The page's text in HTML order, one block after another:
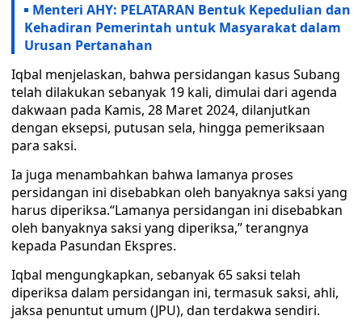
Menteri AHY: PELATARAN Bentuk Kepedulian dan
Kehadiran Pemerintah untuk Masyarakat dalam
Urusan Pertanahan
Iqbal menjelaskan, bahwa persidangan kasus Subang
telah dilakukan sebanyak 19 kali, dimulai dari agenda
dakwaan pada Kamis, 28 Maret 2024, dilanjutkan
dengan eksepsi, putusan sela, hingga pemeriksaan
para saksi.
Ia juga menambahkan bahwa lamanya proses
persidangan ini disebabkan oleh banyaknya saksi yang
harus diperiksa.“Lamanya persidangan ini disebabkan
oleh banyaknya saksi yang diperiksa,” terangnya
kepada Pasundan Ekspres.
Iqbal mengungkapkan, sebanyak 65 saksi telah
diperiksa dalam persidangan ini, termasuk saksi, ahli,
jaksa penuntut umum (JPU), dan terdakwa sendiri.